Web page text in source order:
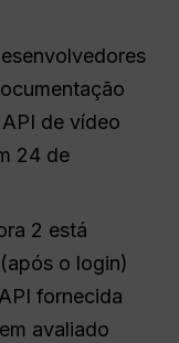
de vídeo
24 de
2 está
o login)
fornecida
avaliado